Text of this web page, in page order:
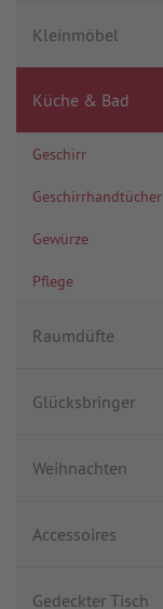
Kleinmöbel
Küche & Bad
Geschirr
Geschirrhandtücher
Gewürze
Pflege
Raumdüfte
Glücksbringer
Weihnachten
Accessoires
Gedeckter Tisch